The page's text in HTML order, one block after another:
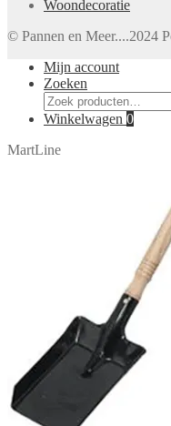
Woondecoratie
© Pannen en Meer....2024
Mijn account
Zoeken
Zoeken
naar:
Winkelwagen 0
MartLine